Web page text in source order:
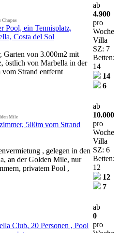
Chapas
Pool, ein Tennisplatz,
Costa del Sol
Garten von 3.000m2 mit
östlich von Marbella in der
Strand entfernt
ab
4.900
pro
Woche
Villa
SZ: 7
Betten:
14
14
6
Mile
500m vom Strand
, gelegen in den
an der Golden Mile, nur
privatem Pool ,
ab
10.000
pro
Woche
Villa
SZ: 6
Betten:
12
12
7
Club, 20 Personen , Pool
ab
0
pro